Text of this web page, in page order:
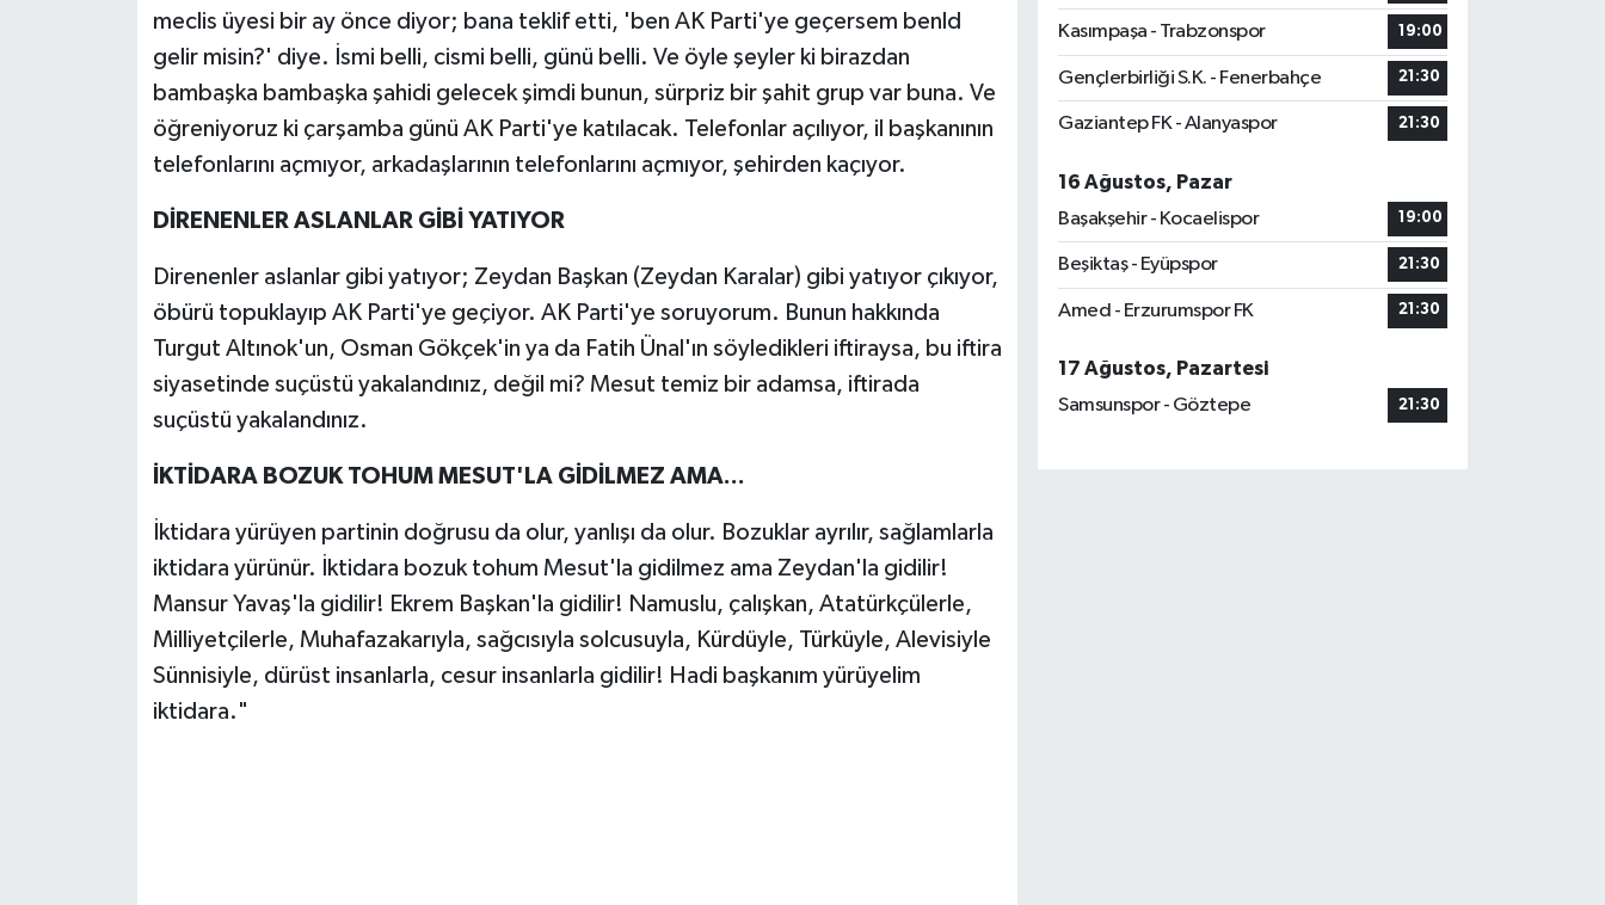
meclis üyesi bir ay önce diyor; bana teklif etti, 'ben AK Parti'ye geçersem benld
gelir misin?' diye. İsmi belli, cismi belli, günü belli. Ve öyle şeyler ki birazdan
bambaşka bambaşka şahidi gelecek şimdi bunun, sürpriz bir şahit grup var buna. Ve
öğreniyoruz ki çarşamba günü AK Parti'ye katılacak. Telefonlar açılıyor, il başkanının
telefonlarını açmıyor, arkadaşlarının telefonlarını açmıyor, şehirden kaçıyor.
DİRENENLER ASLANLAR GİBİ YATIYOR
Direnenler aslanlar gibi yatıyor; Zeydan Başkan (Zeydan Karalar) gibi yatıyor çıkıyor,
öbürü topuklayıp AK Parti'ye geçiyor. AK Parti'ye soruyorum. Bunun hakkında
Turgut Altınok'un, Osman Gökçek'in ya da Fatih Ünal'ın söyledikleri iftiraysa, bu iftira
siyasetinde suçüstü yakalandınız, değil mi? Mesut temiz bir adamsa, iftirada
suçüstü yakalandınız.
İKTİDARA BOZUK TOHUM MESUT'LA GİDİLMEZ AMA...
İktidara yürüyen partinin doğrusu da olur, yanlışı da olur. Bozuklar ayrılır, sağlamlarla
iktidara yürünür. İktidara bozuk tohum Mesut'la gidilmez ama Zeydan'la gidilir!
Mansur Yavaş'la gidilir! Ekrem Başkan'la gidilir! Namuslu, çalışkan, Atatürkçülerle,
Milliyetçilerle, Muhafazakarıyla, sağcısıyla solcusuyla, Kürdüyle, Türküyle, Alevisiyle
Sünnisiyle, dürüst insanlarla, cesur insanlarla gidilir! Hadi başkanım yürüyelim
iktidara."
Kasımpaşa - Trabzonspor 19:00
Gençlerbirliği S.K. - Fenerbahçe 21:30
Gaziantep FK - Alanyaspor 21:30
16 Ağustos, Pazar
Başakşehir - Kocaelispor
19:00
Beşiktaş - Eyüpspor 21:30
Amed - Erzurumspor FK 21:30
17 Ağustos, Pazartesi
Samsunspor - Göztepe
21:30